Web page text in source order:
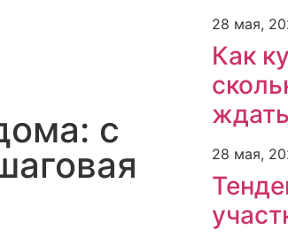
с
28 мая,
Как
28 мая,